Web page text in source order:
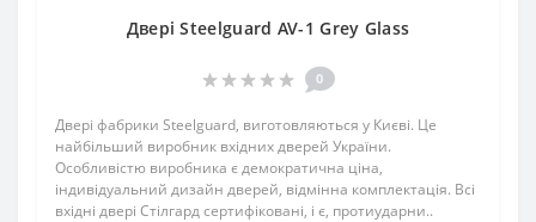
Двері Steelguard AV-1 Grey Glass
0
Двері фабрики Steelguard, виготовляються у Києві. Це
найбільший виробник вхідних дверей України.
Особливістю виробника є демократична ціна,
індивідуальний дизайн дверей, відмінна комплектація. Всі
вхідні двері Стілгард сертифіковані, і є, протиударни..